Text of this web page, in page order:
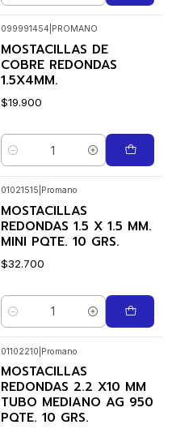
099991454 PROMANO
MOSTACILLAS DE
COBRE REDONDAS
1.5X4MM.
$19.900
Cantidad
01021515 Promano
MOSTACILLAS
REDONDAS 1.5 X 1.5 MM.
MINI PQTE. 10 GRS.
$32.700
Cantidad
01102210 Promano
MOSTACILLAS
REDONDAS 2.2 X10 MM
TUBO MEDIANO AG 950
PQTE. 10 GRS.